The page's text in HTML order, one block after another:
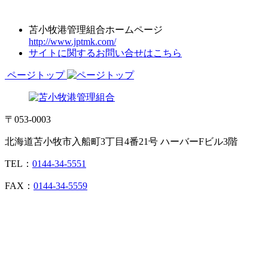
苫小牧港管理組合ホームページ
http://www.jptmk.com/
サイトに関するお問い合せはこちら
ページトップ
〒053-0003
北海道苫小牧市入船町3丁目4番21号 ハーバーFビル3階
TEL： 0144-34-5551
FAX： 0144-34-5559